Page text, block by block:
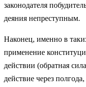
законодателя
деяния непреступным.
Наконец, именно в
применение
действии (обратная
действие через